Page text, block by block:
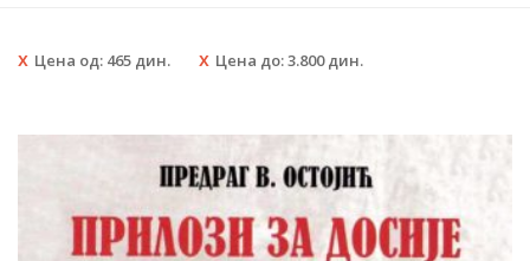
Цена од: 465 дин. Цена до:3.800дин.